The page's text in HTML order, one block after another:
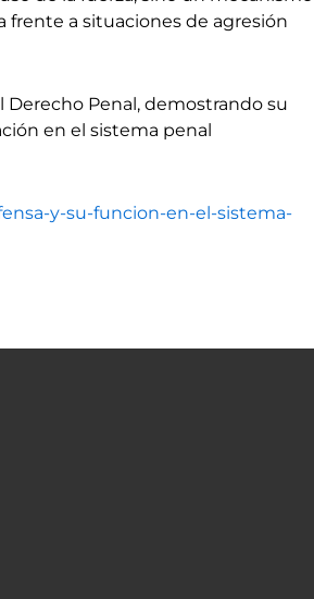
frente a situaciones de agresión
Penal, demostrando su
en el sistema penal
y-su-funcion-en-el-sistema-